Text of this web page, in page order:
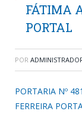
FÁTIMA
PORTAL
POR
PORTARIA Nº
FERREIRA